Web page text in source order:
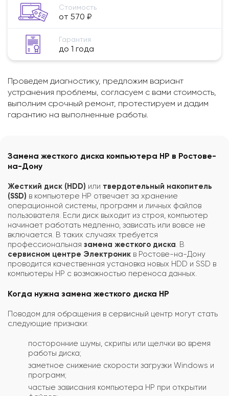
Стоимость
от 570 ₽
Гарантия
до 1 года
Проведем диагностику, предложим вариант
устранения проблемы, согласуем с вами стоимость,
выполним срочный ремонт, протестируем и дадим
гарантию на выполненные работы.
Замена жесткого диска компьютера HP в Ростове-
на-Дону
Жесткий диск (HDD) или твердотельный накопитель
(SSD) в компьютере HP отвечает за хранение
операционной системы, программ и личных файлов
пользователя. Если диск выходит из строя, компьютер
начинает работать медленно, зависать или вовсе не
включается. В таких случаях требуется
профессиональная замена жесткого диска . В
сервисном центре Электроник в Ростове-на-Дону
проводится качественная установка новых HDD и SSD в
компьютеры HP с возможностью переноса данных.
Когда нужна замена жесткого диска HP
Поводом для обращения в сервисный центр могут стать
следующие признаки:
посторонние шумы, скрипы или щелчки во время
работы диска;
заметное снижение скорости загрузки Windows и
программ;
частые зависания компьютера HP при открытии